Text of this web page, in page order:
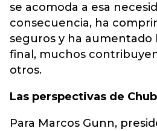
se acomoda a esa
consecuencia, ha
seguros y ha aumentado
final, muchos
otros.
Las perspectivas de
Para Marcos Gunn,